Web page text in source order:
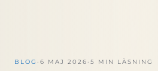
BLOG · 6 MAJ 2026 · 5 MIN LÄSNING